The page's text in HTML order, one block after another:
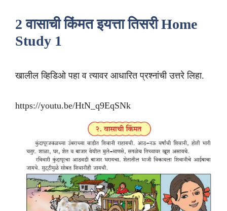
2 वासाची किंमत इयत्ता तिसरी Home
Study 1
खालील व्हिडिओ पहा व त्यावर आधारित प्रश्नांची उत्तरे लिहा.
https://youtu.be/HtN_q9EqSNk